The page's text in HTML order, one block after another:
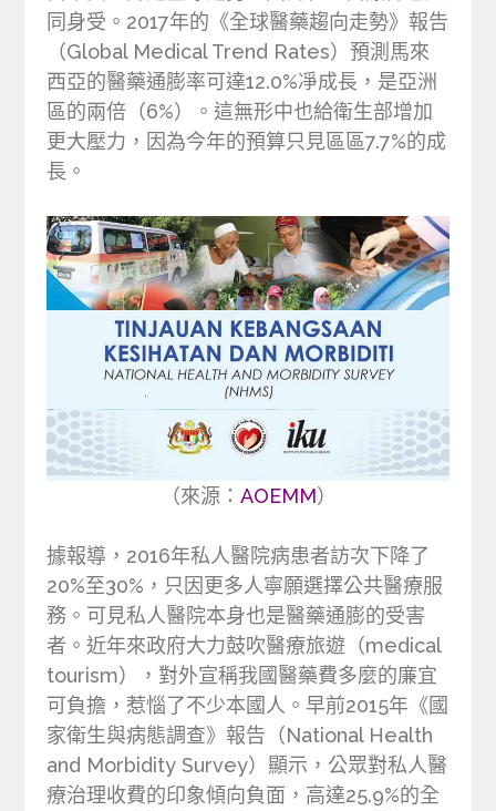
同身受。2017年的《全球醫藥趨向走勢》報告
（Global Medical Trend Rates）預測馬來
西亞的醫藥通膨率可達12.0%凈成長，是亞洲
區的兩倍（6%）。這無形中也給衛生部增加
更大壓力，因為今年的預算只見區區7.7%的成
長。
（來源： AOEMM）
據報導，2016年私人醫院病患者訪次下降了
20%至30%，只因更多人寧願選擇公共醫療服
務。可見私人醫院本身也是醫藥通膨的受害
者。近年來政府大力鼓吹醫療旅遊（medical
tourism），對外宣稱我國醫藥費多麼的廉宜
可負擔，惹惱了不少本國人。早前2015年《國
家衛生與病態調查》報告（National Health
and Morbidity Survey）顯示，公眾對私人醫
療治理收費的印象傾向負面，高達25.9%的全